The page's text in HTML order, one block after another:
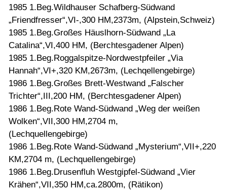
1985 1.Beg.Wildhauser Schafberg-Südwand
„Friendfresser“,VI-,300 HM,2373m, (Alpstein,Schweiz)
1985 1.Beg.Großes Häuslhorn-Südwand „La
Catalina“,VI,400 HM, (Berchtesgadener Alpen)
1985 1.Beg.Roggalspitze-Nordwestpfeiler „Via
Hannah“,VI+,320 KM,2673m, (Lechqellengebirge)
1986 1.Beg.Großes Brett-Westwand „Falscher
Trichter“,III,200 HM, (Berchtesgadener Alpen)
1986 1.Beg.Rote Wand-Südwand „Weg der weißen
Wolken“,VII,300 HM,2704 m,
(Lechquellengebirge)
1986 1.Beg.Rote Wand-Südwand „Mysterium“,VII+,220
KM,2704 m, (Lechquellengebirge)
1986 1.Beg.Drusenfluh Westgipfel-Südwand „Vier
Krähen“,VII,350 HM,ca.2800m, (Rätikon)